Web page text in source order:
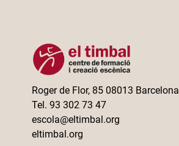
Roger de Flor, 85 08013 Barcelona
Tel. 93 302 73 47
escola@eltimbal.org
eltimbal.org